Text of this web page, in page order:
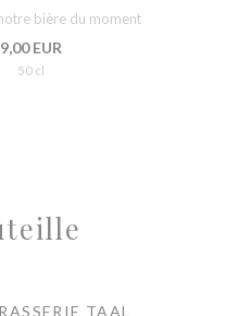
bière du moment
9,00 EUR
50 cl
TAAL